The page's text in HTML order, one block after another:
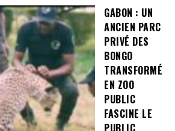
GABON : UN
ANCIEN PARC
PRIVÉ DES
BONGO
TRANSFORMÉ
EN ZOO
PUBLIC
FASCINE LE
PUBLIC